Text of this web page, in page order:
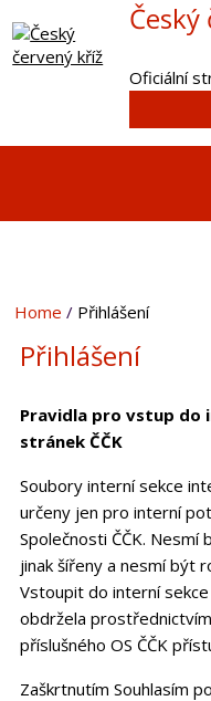
Oficiální
Home Přihlášení
Přihlášení
Pravidla pro vstup do
stránek ČČK
Soubory interní sekce
určeny jen pro interní
Společnosti ČČK.
jinak šířeny a nesmí být
Vstoupit do interní
obdržela
příslušného OS ČČK
Zaškrtnutím Souhlasím